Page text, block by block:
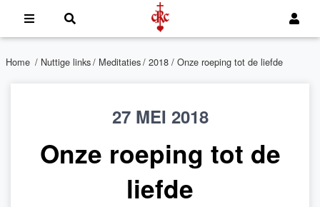
Home / Nuttige links/ Meditaties/ 2018 / Onze roeping tot de liefde
27 MEI 2018
Onze roeping tot de
liefde